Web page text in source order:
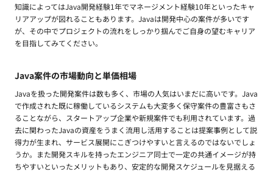
知識によってはJava開発経験1年でマネージメント経験10年といったキャ
リアアップが図れることもあります。Javaは開発中心の案件が多いです
が、その中でプロジェクトの流れをしっかり掴んでご自身の望むキャリア
を目指してみてください。
Java案件の市場動向と単価相場
Javaを扱った開発案件は数も多く、市場の人気はいまだに高いです。Java
で作成された既に稼働しているシステムも大変多く保守案件の豊富さもさ
ることながら、スタートアップ企業や新規案件でも利用されています。過
去に関わったJavaの資産をうまく流用し活用することは提案事例として説
得力が生まれ、サービス展開にこぎつけやすいと言えるのではないでしょ
うか。また開発スキルを持ったエンジニア同士で一定の共通イメージが持
ちやすいといったメリットもあり、安定的な開発スケジュールを見据える